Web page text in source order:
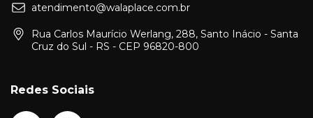
atendimento@walaplace.com.br
Rua Carlos Maurício Werlang, 288, Santo Inácio - Santa
Cruz do Sul - RS - CEP 96820-800
Redes Sociais